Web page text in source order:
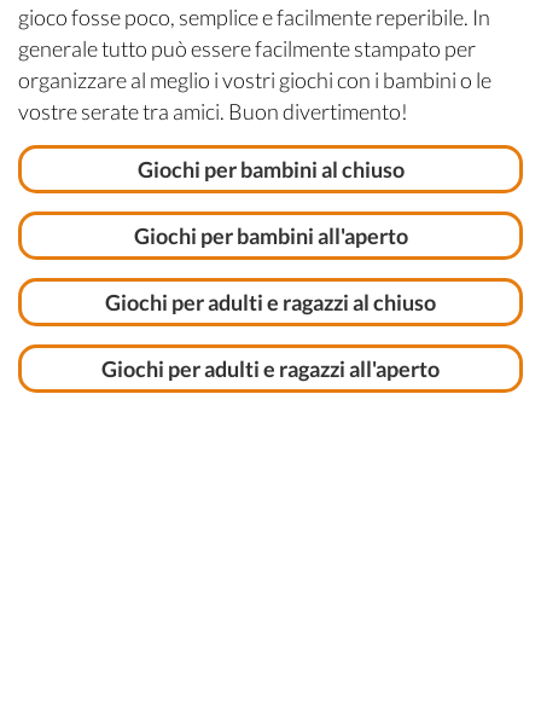
gioco fosse poco, semplice e facilmente reperibile. In
generale tutto può essere facilmente stampato per
organizzare al meglio i vostri giochi con i bambini o le
vostre serate tra amici. Buon divertimento!
Giochi per bambini al chiuso
Giochi per bambini all'aperto
Giochi per adulti e ragazzi al chiuso
Giochi per adulti e ragazzi all'aperto